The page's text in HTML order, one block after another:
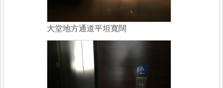
大堂地方通道平坦寬闊